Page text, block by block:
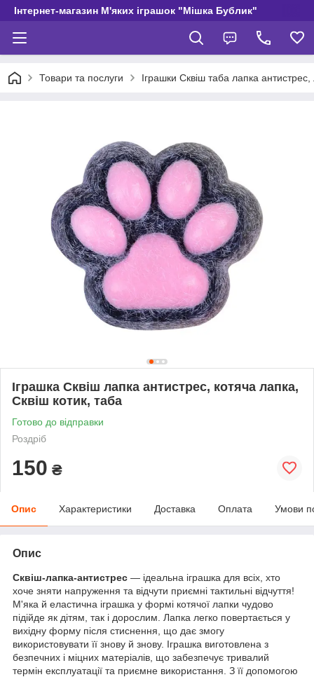
Інтернет-магазин М'яких іграшок "Мішка Бублик"
Товари та послуги Іграшки Сквіш таба лапка антистрес,
Іграшка Сквіш лапка антистрес, котяча лапка,
Сквіш котик, таба
Готово до відправки
Роздріб
150 ₴
Опис Характеристики Доставка Оплата Умови
Опис
Сквіш-лапка-антистрес — ідеальна іграшка для всіх, хто
хоче зняти напруження та відчути приємні тактильні відчуття!
М'яка й еластична іграшка у формі котячої лапки чудово
підійде як дітям, так і дорослим. Лапка легко повертається у
вихідну форму після стиснення, що дає змогу
використовувати її знову й знову. Іграшка виготовлена з
безпечних і міцних матеріалів, що забезпечує тривалий
термін експлуатації та приємне використання. З її допомогою